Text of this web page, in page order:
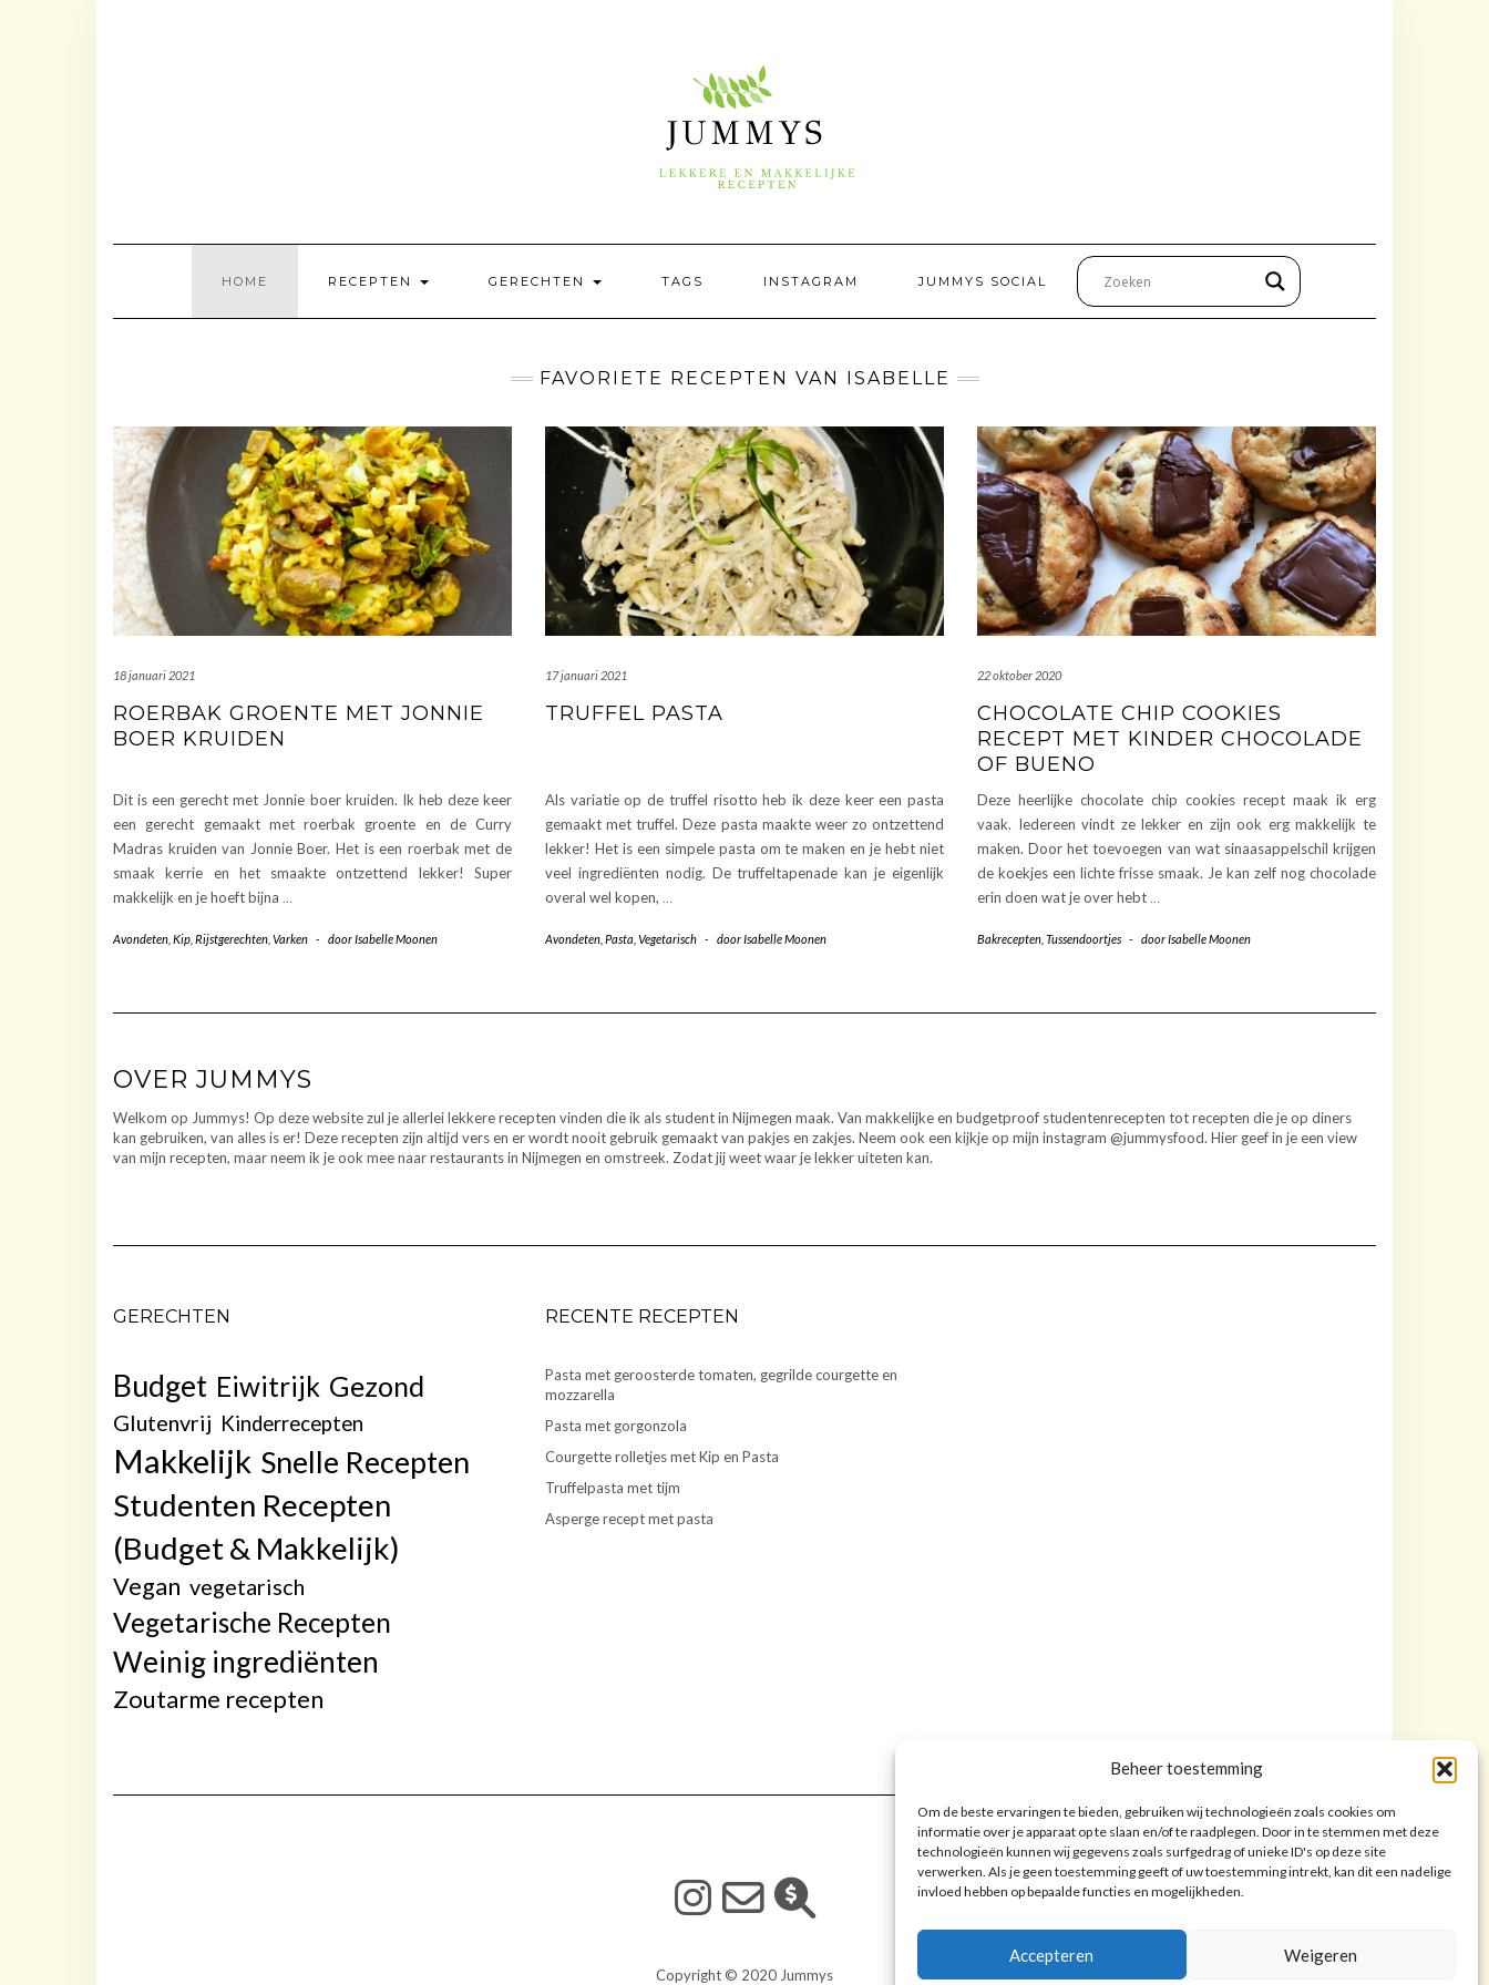
Beheer toestemming
Om de beste ervaringen te bieden, gebruiken wij technologieën zoals cookies om
informatie over je apparaat op te slaan en/of te raadplegen. Door in te stemmen met deze
technologieën kunnen wij gegevens zoals surfgedrag of unieke ID's op deze site
verwerken. Als je geen toestemming geeft of uw toestemming intrekt, kan dit een nadelige
invloed hebben op bepaalde functies en mogelijkheden.
Accepteren Weigeren
HOME RECEPTEN GERECHTEN TAGS INSTAGRAM JUMMYS SOCIAL
FAVORIETE RECEPTEN VAN ISABELLE
18 januari 2021
ROERBAK GROENTE MET JONNIE
BOER KRUIDEN
Dit is een gerecht met Jonnie boer kruiden. Ik heb deze keer
een gerecht gemaakt met roerbak groente en de Curry
Madras kruiden van Jonnie Boer. Het is een roerbak met de
smaak kerrie en het smaakte ontzettend lekker! Super
makkelijk en je hoeft bijna …
Avondeten Kip Rijstgerechten Varken - doorIsabelle Moonen
17 januari 2021
TRUFFEL PASTA
Als variatie op de truffel risotto heb ik deze keer een pasta
gemaakt met truffel. Deze pasta maakte weer zo ontzettend
lekker! Het is een simpele pasta om te maken en je hebt niet
veel ingrediënten nodig. De truffeltapenade kan je eigenlijk
overal wel kopen, …
Avondeten Pasta Vegetarisch - doorIsabelle Moonen
22 oktober 2020
CHOCOLATE CHIP COOKIES
RECEPT MET KINDER CHOCOLADE
OF BUENO
Deze heerlijke chocolate chip cookies recept maak ik erg
vaak. Iedereen vindt ze lekker en zijn ook erg makkelijk te
maken. Door het toevoegen van wat sinaasappelschil krijgen
de koekjes een lichte frisse smaak. Je kan zelf nog chocolade
erin doen wat je over hebt…
Bakrecepten Tussendoortjes - doorIsabelle Moonen
OVER JUMMYS
Welkom op Jummys! Op deze website zul je allerlei lekkere recepten vinden die ik als student in Nijmegen maak. Van makkelijke en budgetproof studentenrecepten tot recepten die je op diners
kan gebruiken, van alles is er! Deze recepten zijn altijd vers en er wordt nooit gebruik gemaakt van pakjes en zakjes. Neem ook een kijkje op mijn instagram @jummysfood. Hier geef in je een view
van mijn recepten, maar neem ik je ook mee naar restaurants in Nijmegen en omstreek. Zodat jij weet waar je lekker uiteten kan.
GERECHTEN
Budget Eiwitrijk Gezond
Glutenvrij Kinderrecepten
Makkelijk Snelle Recepten
Studenten Recepten
(Budget & Makkelijk)
Vegan vegetarisch
Vegetarische Recepten
Weinig ingrediënten
Zoutarme recepten
RECENTE RECEPTEN
Pasta met geroosterde tomaten, gegrilde courgette en
mozzarella
Pasta met gorgonzola
Courgette rolletjes met Kip en Pasta
Truffelpasta met tijm
Asperge recept met pasta
Copyright © 2020 Jummys